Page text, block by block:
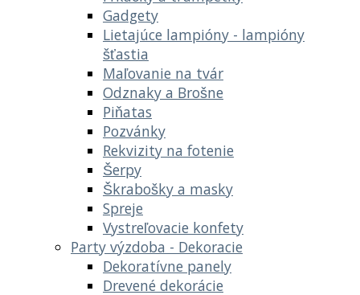
Gadgety
Lietajúce lampióny - lampióny
šťastia
Maľovanie na tvár
Odznaky a Brošne
Piňatas
Pozvánky
Rekvizity na fotenie
Šerpy
Škrabošky a masky
Spreje
Vystreľovacie konfety
Party výzdoba - Dekoracie
Dekoratívne panely
Drevené dekorácie